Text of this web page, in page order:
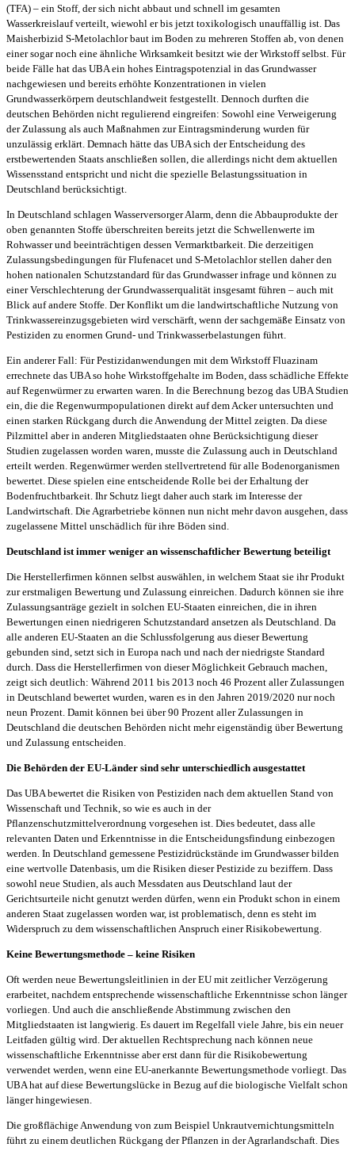
(TFA) – ein Stoff, der sich nicht abbaut und schnell im gesamten
Wasserkreislauf verteilt, wiewohl er bis jetzt toxikologisch unauffällig ist. Das
Maisherbizid S-Metolachlor baut im Boden zu mehreren Stoffen ab, von denen
einer sogar noch eine ähnliche Wirksamkeit besitzt wie der Wirkstoff selbst. Für
beide Fälle hat das UBA ein hohes Eintragspotenzial in das Grundwasser
nachgewiesen und bereits erhöhte Konzentrationen in vielen
Grundwasserkörpern deutschlandweit festgestellt. Dennoch durften die
deutschen Behörden nicht regulierend eingreifen: Sowohl eine Verweigerung
der Zulassung als auch Maßnahmen zur Eintragsminderung wurden für
unzulässig erklärt. Demnach hätte das UBA sich der Entscheidung des
erstbewertenden Staats anschließen sollen, die allerdings nicht dem aktuellen
Wissensstand entspricht und nicht die spezielle Belastungssituation in
Deutschland berücksichtigt.
In Deutschland schlagen Wasserversorger Alarm, denn die Abbauprodukte der
oben genannten Stoffe überschreiten bereits jetzt die Schwellenwerte im
Rohwasser und beeinträchtigen dessen Vermarktbarkeit. Die derzeitigen
Zulassungsbedingungen für Flufenacet und S-Metolachlor stellen daher den
hohen nationalen Schutzstandard für das Grundwasser infrage und können zu
einer Verschlechterung der Grundwasserqualität insgesamt führen – auch mit
Blick auf andere Stoffe. Der Konflikt um die landwirtschaftliche Nutzung von
Trinkwassereinzugsgebieten wird verschärft, wenn der sachgemäße Einsatz von
Pestiziden zu enormen Grund- und Trinkwasserbelastungen führt.
Ein anderer Fall: Für Pestizidanwendungen mit dem Wirkstoff Fluazinam
errechnete das UBA so hohe Wirkstoffgehalte im Boden, dass schädliche Effekte
auf Regenwürmer zu erwarten waren. In die Berechnung bezog das UBA Studien
ein, die die Regenwurmpopulationen direkt auf dem Acker untersuchten und
einen starken Rückgang durch die Anwendung der Mittel zeigten. Da diese
Pilzmittel aber in anderen Mitgliedstaaten ohne Berücksichtigung dieser
Studien zugelassen worden waren, musste die Zulassung auch in Deutschland
erteilt werden. Regenwürmer werden stellvertretend für alle Bodenorganismen
bewertet. Diese spielen eine entscheidende Rolle bei der Erhaltung der
Bodenfruchtbarkeit. Ihr Schutz liegt daher auch stark im Interesse der
Landwirtschaft. Die Agrarbetriebe können nun nicht mehr davon ausgehen, dass
zugelassene Mittel unschädlich für ihre Böden sind.
Deutschland ist immer weniger an wissenschaftlicher Bewertung beteiligt
Die Herstellerfirmen können selbst auswählen, in welchem Staat sie ihr Produkt
zur erstmaligen Bewertung und Zulassung einreichen. Dadurch können sie ihre
Zulassungsanträge gezielt in solchen EU-Staaten einreichen, die in ihren
Bewertungen einen niedrigeren Schutzstandard ansetzen als Deutschland. Da
alle anderen EU-Staaten an die Schlussfolgerung aus dieser Bewertung
gebunden sind, setzt sich in Europa nach und nach der niedrigste Standard
durch. Dass die Herstellerfirmen von dieser Möglichkeit Gebrauch machen,
zeigt sich deutlich: Während 2011 bis 2013 noch 46 Prozent aller Zulassungen
in Deutschland bewertet wurden, waren es in den Jahren 2019/2020 nur noch
neun Prozent. Damit können bei über 90 Prozent aller Zulassungen in
Deutschland die deutschen Behörden nicht mehr eigenständig über Bewertung
und Zulassung entscheiden.
Die Behörden der EU-Länder sind sehr unterschiedlich ausgestattet
Das UBA bewertet die Risiken von Pestiziden nach dem aktuellen Stand von
Wissenschaft und Technik, so wie es auch in der
Pflanzenschutzmittelverordnung vorgesehen ist. Dies bedeutet, dass alle
relevanten Daten und Erkenntnisse in die Entscheidungsfindung einbezogen
werden. In Deutschland gemessene Pestizidrückstände im Grundwasser bilden
eine wertvolle Datenbasis, um die Risiken dieser Pestizide zu beziffern. Dass
sowohl neue Studien, als auch Messdaten aus Deutschland laut der
Gerichtsurteile nicht genutzt werden dürfen, wenn ein Produkt schon in einem
anderen Staat zugelassen worden war, ist problematisch, denn es steht im
Widerspruch zu dem wissenschaftlichen Anspruch einer Risikobewertung.
Keine Bewertungsmethode – keine Risiken
Oft werden neue Bewertungsleitlinien in der EU mit zeitlicher Verzögerung
erarbeitet, nachdem entsprechende wissenschaftliche Erkenntnisse schon länger
vorliegen. Und auch die anschließende Abstimmung zwischen den
Mitgliedstaaten ist langwierig. Es dauert im Regelfall viele Jahre, bis ein neuer
Leitfaden gültig wird. Der aktuellen Rechtsprechung nach können neue
wissenschaftliche Erkenntnisse aber erst dann für die Risikobewertung
verwendet werden, wenn eine EU-anerkannte Bewertungsmethode vorliegt. Das
UBA hat auf diese Bewertungslücke in Bezug auf die biologische Vielfalt schon
länger hingewiesen.
Die großflächige Anwendung von zum Beispiel Unkrautvernichtungsmitteln
führt zu einem deutlichen Rückgang der Pflanzen in der Agrarlandschaft. Dies